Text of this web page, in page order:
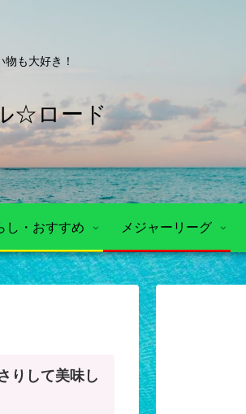
も大好き！
☆ロード
し・おすすめ メジャーリーグ
りして美味し